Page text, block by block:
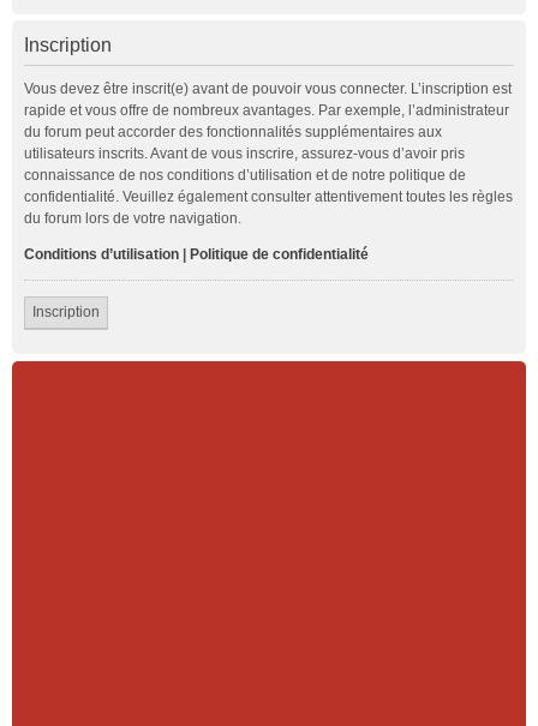
Inscription
Vous devez être inscrit(e) avant de pouvoir vous connecter. L’inscription est
rapide et vous offre de nombreux avantages. Par exemple, l’administrateur
du forum peut accorder des fonctionnalités supplémentaires aux
utilisateurs inscrits. Avant de vous inscrire, assurez-vous d’avoir pris
connaissance de nos conditions d’utilisation et de notre politique de
confidentialité. Veuillez également consulter attentivement toutes les règles
du forum lors de votre navigation.
Conditions d’utilisation Politique de confidentialité
Inscription